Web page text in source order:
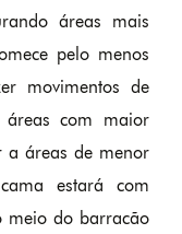
áreas mais
pelo menos
movimentos de
áreas com maior
a áreas de menor
estará com
meio do barracão